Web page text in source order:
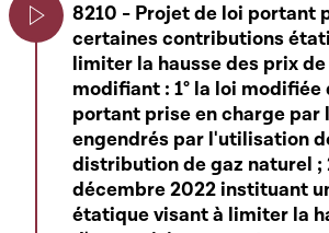
8210 - Projet de loi portant
certaines contributions
limiter la hausse des prix
modifiant : 1° la loi modifiée
portant prise en charge par
engendrés par l'utilisation
distribution de gaz naturel ;
décembre 2022 instituant
étatique visant à limiter la